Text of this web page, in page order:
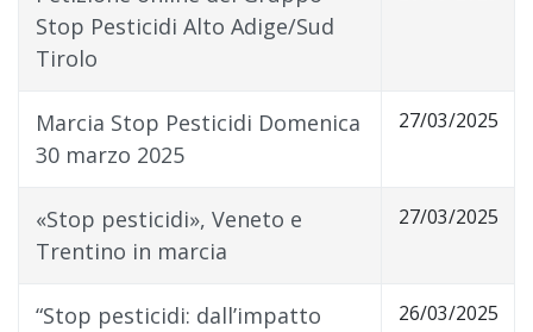
Stop Pesticidi Alto Adige/Sud
Tirolo
Marcia Stop Pesticidi Domenica
30 marzo 2025
27/03/2025
«Stop pesticidi», Veneto e
Trentino in marcia
27/03/2025
“Stop pesticidi: dall’impatto
26/03/2025